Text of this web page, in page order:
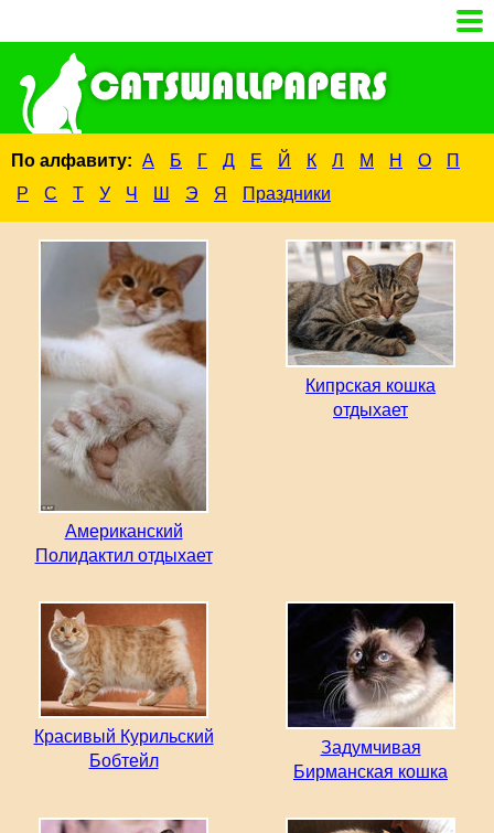
По алфавиту: А Б Г Д Е Й К Л М Н О
П
Р
С Т У Ч Ш Э Я Праздники
Американский
Полидактил отдыхает
Кипрская кошка
отдыхает
Красивый Курильский
Бобтейл
Задумчивая
Бирманская кошка